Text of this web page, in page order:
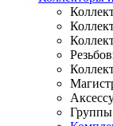
Группы